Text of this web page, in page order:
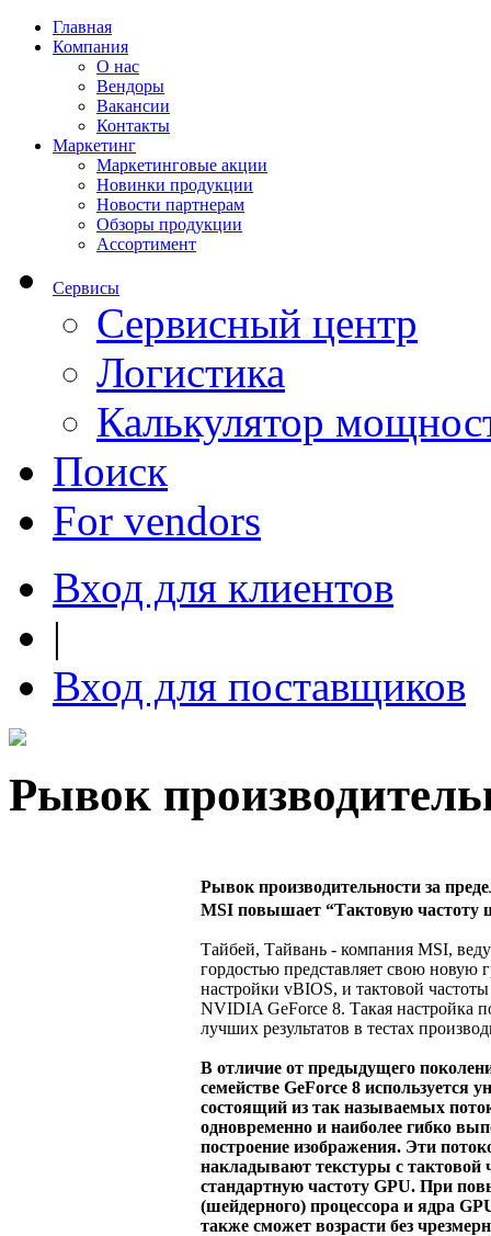
Главная
Компания
О нас
Вендоры
Вакансии
Контакты
Маркетинг
Маркетинговые акции
Новинки продукции
Новости партнерам
Обзоры продукции
Ассортимент
Сервисы
Сервисный центр
Логистика
Калькулятор
Поиск
For vendors
Вход для клиентов
|
Вход для поставщиков
Рывок
Рывок производительности за
MSI повышает “Тактовую частоту
Тайбей, Тайвань - компания MSI,
гордостью представляет свою
настройки vBIOS, и тактовой
NVIDIA GeForce 8. Такая настройка
лучших результатов в тестах
В отличие от предыдущего
семействе GeForce 8 используется
состоящий из так называемых
одновременно и наиболее гибко
построение изображения. Эти
накладывают текстуры с
стандартную частоту GPU. При
(шейдерного) процессора и ядра
также сможет возрасти без